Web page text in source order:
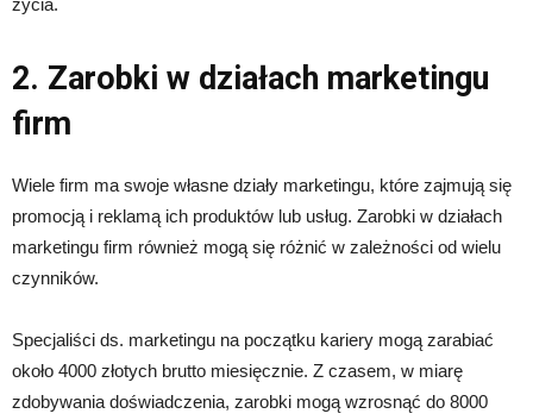
2. Zarobki w działach marketingu
firm
Wiele firm ma swoje własne działy marketingu, które zajmują się
promocją i reklamą ich produktów lub usług. Zarobki w działach
marketingu firm również mogą się różnić w zależności od wielu
czynników.
Specjaliści ds. marketingu na początku kariery mogą zarabiać
około 4000 złotych brutto miesięcznie. Z czasem, w miarę
zdobywania doświadczenia, zarobki mogą wzrosnąć do 8000